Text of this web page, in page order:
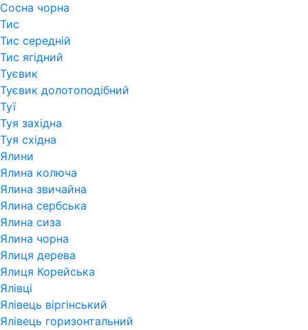
Сосна чорна
Тис
Тис середній
Тис ягідний
Туєвик
Туєвик долотоподібний
Туї
Туя західна
Туя східна
Ялини
Ялина колюча
Ялина звичайна
Ялина сербська
Ялина сиза
Ялина чорна
Ялиця дерева
Ялиця Корейська
Ялівці
Ялівець віргінський
Ялівець горизонтальний